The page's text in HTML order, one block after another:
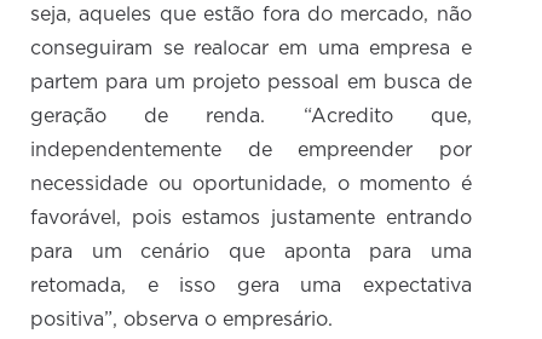
seja, aqueles que estão fora do mercado, não
conseguiram se realocar em uma empresa e
partem para um projeto pessoal em busca de
geração de renda. “Acredito que,
independentemente de empreender por
necessidade ou oportunidade, o momento é
favorável, pois estamos justamente entrando
para um cenário que aponta para uma
retomada, e isso gera uma expectativa
positiva”, observa o empresário.